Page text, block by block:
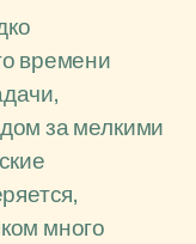
времени
за мелкими
много